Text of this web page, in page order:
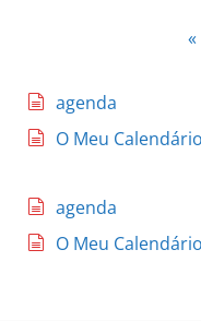
agenda
O Meu Calendário
agenda
O Meu Calendário